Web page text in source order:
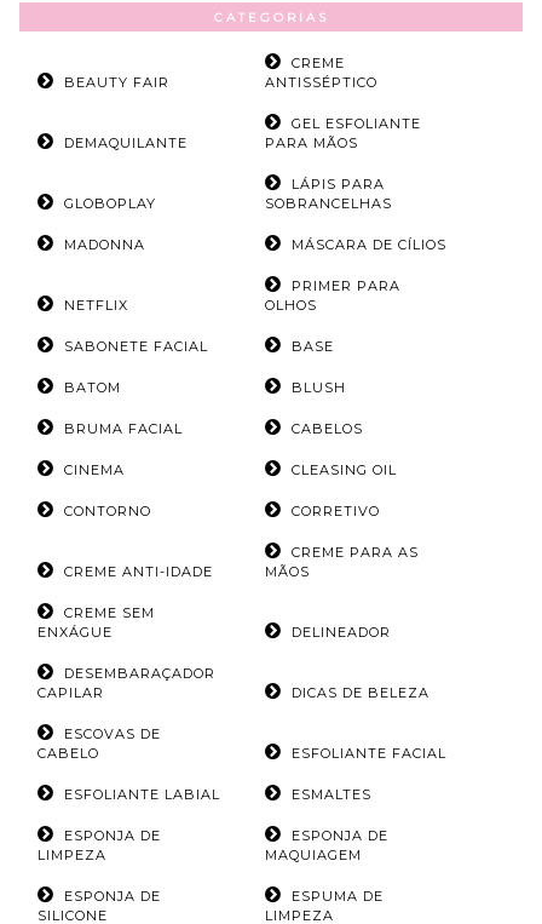
CATEGORIAS
BEAUTY FAIR
CREME
ANTISSÉPTICO
DEMAQUILANTE
GEL ESFOLIANTE
PARA MÃOS
GLOBOPLAY
LÁPIS PARA
SOBRANCELHAS
MADONNA MÁSCARA DE CÍLIOS
NETFLIX
PRIMER PARA
OLHOS
SABONETE FACIAL BASE
BATOM BLUSH
BRUMA FACIAL CABELOS
CINEMA CLEASING OIL
CONTORNO CORRETIVO
CREME ANTI-IDADE
CREME PARA AS
MÃOS
CREME SEM
ENXÁGUE
DELINEADOR
DESEMBARAÇADOR
CAPILAR
DICAS DE BELEZA
ESCOVAS DE
CABELO
ESFOLIANTE FACIAL
ESFOLIANTE LABIAL ESMALTES
ESPONJA DE
LIMPEZA
ESPONJA DE
MAQUIAGEM
ESPONJA DE
SILICONE
ESPUMA DE
LIMPEZA